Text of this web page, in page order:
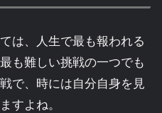
は、人生で最も報われる
も難しい挑戦の一つでも
で、時には自分自身を見
すよね。